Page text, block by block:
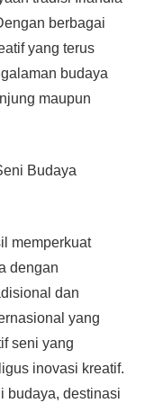
berbagai
yang terus
budaya
maupun
Budaya
memperkuat
dengan
dan
yang
seni yang
inovasi kreatif.
budaya, destinasi